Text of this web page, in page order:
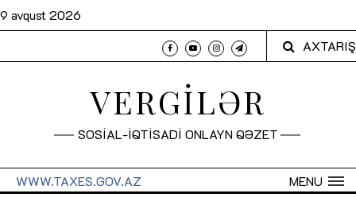
9 avqust 2026
AXTARIŞ
VERGİLƏR
SOSİAL-İQTİSADİ ONLAYN QƏZET
MENU
WWW.TAXES.GOV.AZ